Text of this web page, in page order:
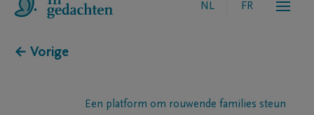
NL FR
← Vorige
Een platform om rouwende families steun